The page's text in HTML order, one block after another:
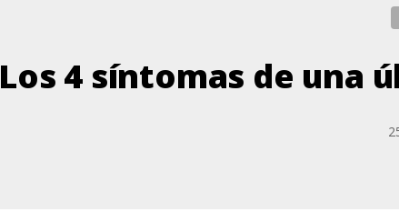
Los 4 síntomas de una